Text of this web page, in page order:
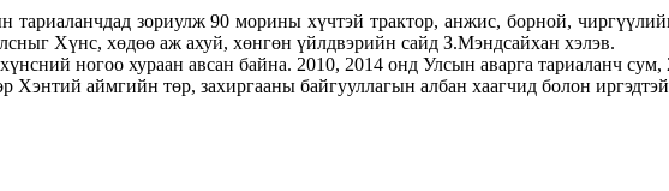
зориулж 90 морины хүчтэй трактор, анжис, борной,
Хүнс, хөдөө аж ахуй, хөнгөн үйлдвэрийн сайд З.Мэндсайхан хэлэв.
ногоо хураан авсан байна. 2010, 2014 онд Улсын аварга тариаланч
аймгийн төр, захиргааны байгууллагын албан хаагчид болон иргэдтэй